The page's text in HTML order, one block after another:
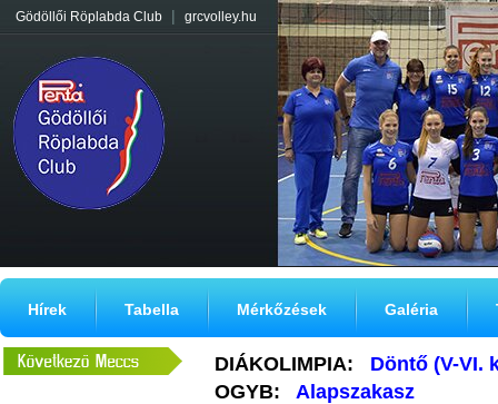
Gödöllői Röplabda Club | grcvolley.hu
Hírek Tabella Mérkőzések Galéria
DIÁKOLIMPIA:
Döntő (V-VI.
OGYB:
Alapszakasz